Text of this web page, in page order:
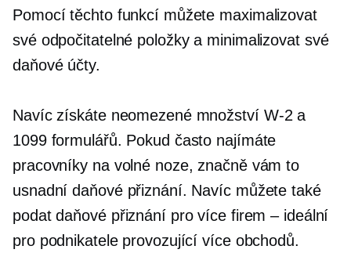
Pomocí těchto funkcí můžete maximalizovat
své odpočitatelné položky a minimalizovat své
daňové účty.
Navíc získáte neomezené množství W-2 a
1099 formulářů. Pokud často najímáte
pracovníky na volné noze, značně vám to
usnadní daňové přiznání. Navíc můžete také
podat daňové přiznání pro více firem – ideální
pro podnikatele provozující více obchodů.